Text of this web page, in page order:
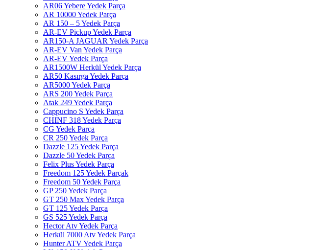
AR06 Yebere Yedek Parça
AR 10000 Yedek Parça
AR 150 – 5 Yedek Parça
AR-EV Pickup Yedek Parça
AR150-A JAGUAR Yedek Parça
AR-EV Van Yedek Parça
AR-EV Yedek Parça
AR1500W Herkül Yedek Parça
AR50 Kasırga Yedek Parça
AR5000 Yedek Parça
ARS 200 Yedek Parça
Atak 249 Yedek Parça
Cappucino S Yedek Parça
CHINF 318 Yedek Parça
CG Yedek Parça
CR 250 Yedek Parça
Dazzle 125 Yedek Parça
Dazzle 50 Yedek Parça
Felix Plus Yedek Parça
Freedom 125 Yedek Parçak
Freedom 50 Yedek Parça
GP 250 Yedek Parça
GT 250 Max Yedek Parça
GT 125 Yedek Parça
GS 525 Yedek Parça
Hector Atv Yedek Parça
Herkül 7000 Atv Yedek Parça
Hunter ATV Yedek Parça